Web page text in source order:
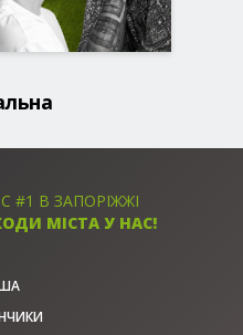
VIE
грн
#1 В ЗАПОРІЖЖІ
МІСТА У НАС!